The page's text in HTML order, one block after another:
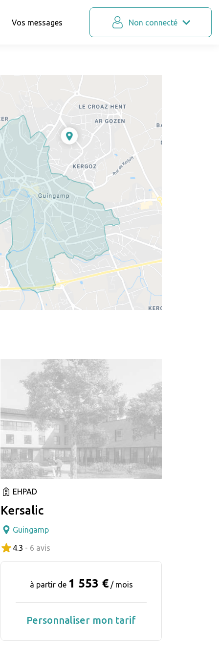
Vos messages Non connecté
EHPAD
Kersalic
Guingamp
4.3 - 6 avis
à partir de 1 553 € / mois
Personnaliser mon tarif